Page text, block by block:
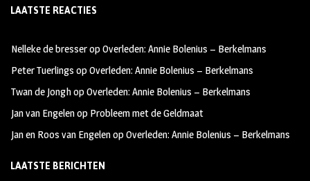
b
oo
k
ag
m
tt
LAATSTE REACTIES
Nelleke de bresseropOverleden: Annie Bolenius – Berkelmans
Peter Tuerlings opOverleden: Annie Bolenius – Berkelmans
Twan de JonghopOverleden: Annie Bolenius – Berkelmans
Jan van Engelenop Probleem met de Geldmaat
Jan en Roos van EngelenopOverleden: Annie Bolenius – Berkelmans
LAATSTE BERICHTEN